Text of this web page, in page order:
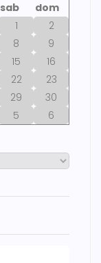
sab
dom
1
2
8
9
15
16
22
23
29
30
5
6